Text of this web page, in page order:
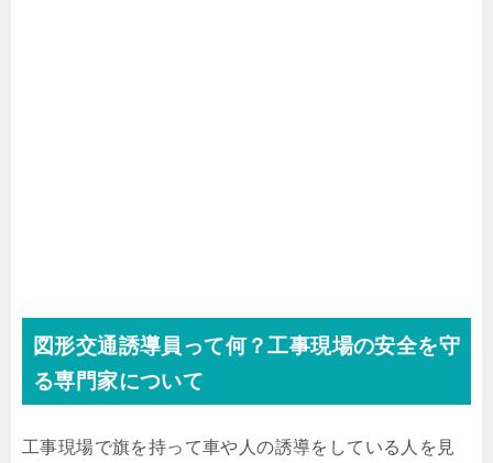
図形交通誘導員って何？工事現場の安全を守
る専門家について
工事現場で旗を持って車や人の誘導をしている人を見